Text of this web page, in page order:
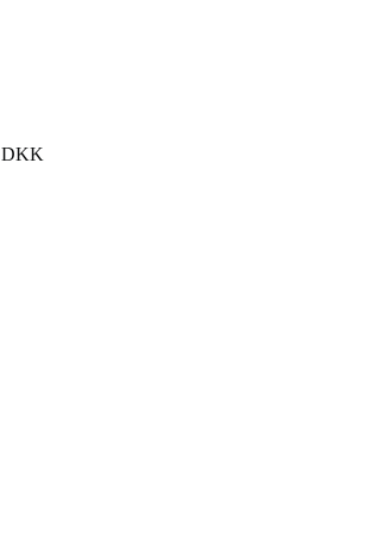
DKK